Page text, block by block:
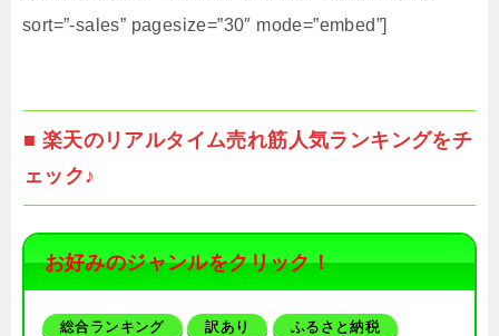
sort=”-sales” pagesize=”30″ mode=”embed”]
■ 楽天のリアルタイム売れ筋人気ランキングをチ
ェック♪
お好みのジャンルをクリック！
総合ランキング 訳あり ふるさと納税